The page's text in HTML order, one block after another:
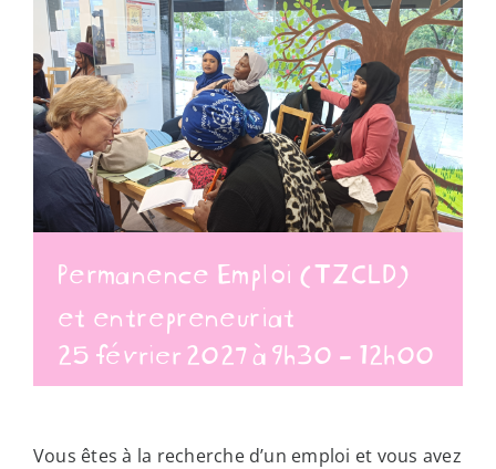
Nous trouver
Permanence Emploi (TZCLD)
et entrepreneuriat
25 février 2027 à 9h30- 12h00
Vous êtes à la recherche d’un emploi et vous avez